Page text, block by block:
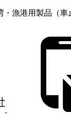
・漁港用製品（